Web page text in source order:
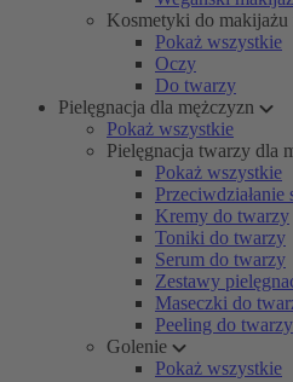
Kosmetyki do makijażu
Pokaż wszystkie
Oczy
Do twarzy
Pielęgnacja dla mężczyzn
Pokaż wszystkie
Pielęgnacja twarzy dla
Pokaż wszystkie
Przeciwdziałanie
Kremy do twarzy
Toniki do twarzy
Serum do twarzy
Zestawy
Maseczki do
Peeling do twarzy
Golenie
Pokaż wszystkie